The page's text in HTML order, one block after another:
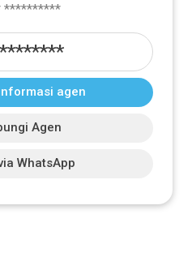
**********
agen
Agen
WhatsApp